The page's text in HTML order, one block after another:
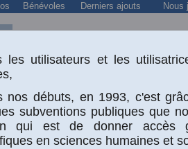
Bénévoles Derniers ajouts Nous
les utilisateurs et les
nos débuts, en 1993, c'est
subventions publiques que
qui est de donner accès
en sciences humaines et